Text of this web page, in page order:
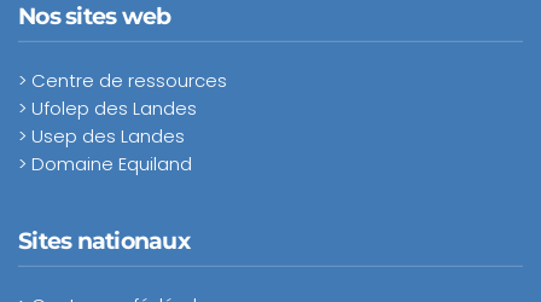
Nos sites web
> Centre de ressources
> Ufolep des Landes
> Usep des Landes
> Domaine Equiland
Sites nationaux